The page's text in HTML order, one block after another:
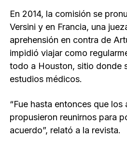
En 2014, la comisión se
Versini y en Francia, una
aprehensión en contra de
impidió viajar como
todo a Houston, sitio donde
estudios médicos.
“Fue hasta entonces que
propusieron reunirnos para
acuerdo”, relató a la revista.